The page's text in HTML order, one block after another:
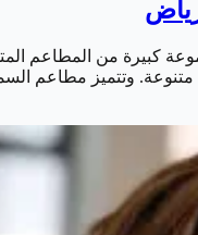
كبيرة من المطاعم
متنوعة. وتتميز مطاعم